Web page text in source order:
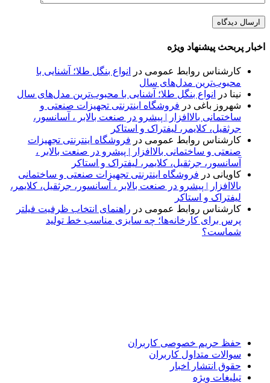
اخبار پربحث پیشنهاد ویژه
کارشناس روابط عمومی در
انواع بنگل طلا؛ آشنایی با
محبوب‌ترین مدل‌های سال
نینا در
انواع بنگل طلا؛ آشنایی با محبوب‌ترین مدل‌های سال
شهروز باغی در فروشگاه اینترنتی تجهیزات صنعتی و
ساختمانی بالاافزار | پیشرو در صنعت بالابر ، آسانسور،
جرثقیل، کلایمر، لیفتراک و استاکر
کارشناس روابط عمومی در فروشگاه اینترنتی تجهیزات
صنعتی و ساختمانی بالاافزار | پیشرو در صنعت بالابر ،
آسانسور، جرثقیل، کلایمر، لیفتراک و استاکر
کاویانی در فروشگاه اینترنتی تجهیزات صنعتی و ساختمانی
بالاافزار | پیشرو در صنعت بالابر ، آسانسور، جرثقیل، کلایمر،
لیفتراک و استاکر
کارشناس روابط عمومی در راهنمای انتخاب ظرفیت فیلتر
پرس برای کارخانه‌ها؛ چه سایزی مناسب خط تولید
شماست؟
حفظ حریم خصوصی کاربران
سوالات متداول کاربران
حقوق انتشار اخبار
تبلیغات ویژه